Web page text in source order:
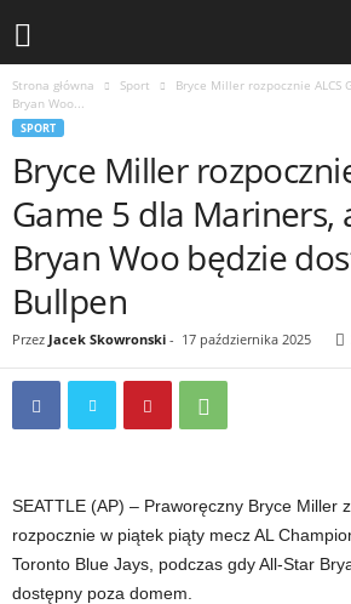
Strona główna Sport
Bryce Miller rozpocznie ALCS
Bryan Woo...
SPORT
Bryce Miller
Game 5 dla Mariners,
Bryan Woo będzie
Bullpen
Przez Jacek Skowronski - 17 października 2025
SEATTLE (AP) – Praworęczny Bryce Miller
rozpocznie w piątek piąty mecz AL
Toronto Blue Jays, podczas gdy All-Star
dostępny poza domem.